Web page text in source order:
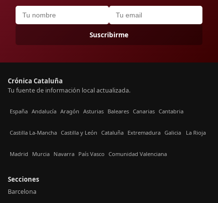
Suscribirme
Crónica Cataluña
Tu fuente de información local actualizada.
España Andalucía Aragón Asturias Baleares Canarias Cantabria
Castilla La-Mancha Castilla y León Cataluña Extremadura Galicia La Rioja
Madrid Murcia Navarra País Vasco Comunidad Valenciana
Secciones
Barcelona